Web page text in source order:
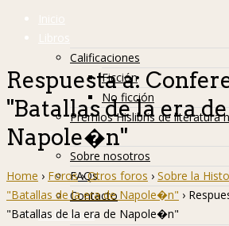
Inicio
Libros
Calificaciones
Ficción
No ficción
Premios Hislibris de literatura
Info
Sobre nosotros
FAQs
Contacto
Hislibreños
Respuesta a:
"Batallas de la era de
Napole�n"
Home › Foros › Otros foros › Sobre la
"Batallas de la era de Napole�n" ›
"Batallas de la era de Napole�n"